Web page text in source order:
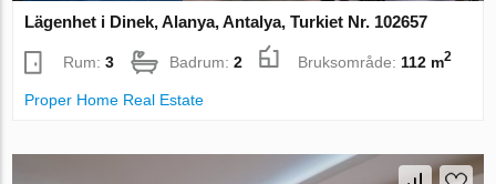
Lägenhet i Dinek, Alanya, Antalya, Turkiet Nr. 102657
Rum:3 Badrum:2 Bruksområde: 112 m2
Proper Home Real Estate